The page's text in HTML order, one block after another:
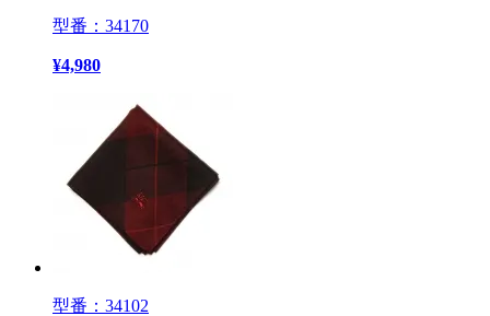
型番：34170
¥4,980
型番：34102